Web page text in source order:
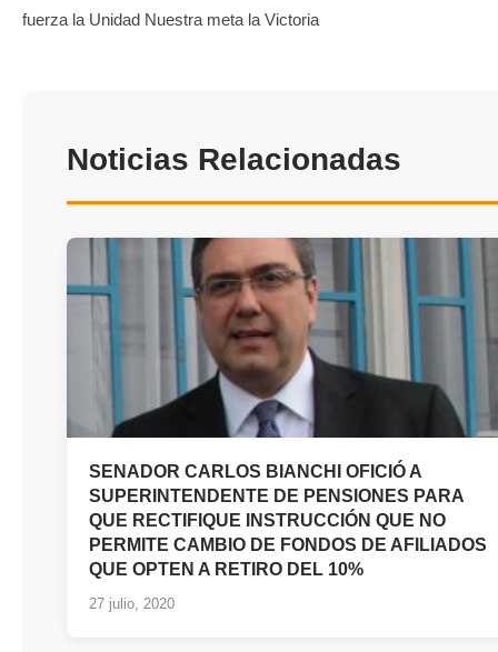
fuerza la Unidad Nuestra meta la Victoria
Noticias Relacionadas
SENADOR CARLOS BIANCHI OFICIÓ A
SUPERINTENDENTE DE PENSIONES PARA
QUE RECTIFIQUE INSTRUCCIÓN QUE NO
PERMITE CAMBIO DE FONDOS DE AFILIADOS
QUE OPTEN A RETIRO DEL 10%
27 julio, 2020